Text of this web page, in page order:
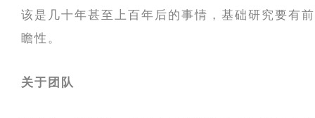
该是几十年甚至上百年后的事情，基础研究要有前
瞻性。
关于团队